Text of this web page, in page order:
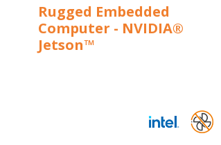
Rugged Embedded
Computer - NVIDIA®
Jetson™